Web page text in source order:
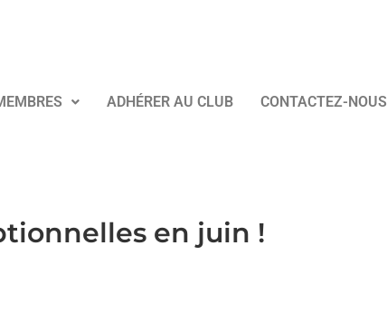
ADHÉRER AU CLUB CONTACTEZ-NOUS
en juin !